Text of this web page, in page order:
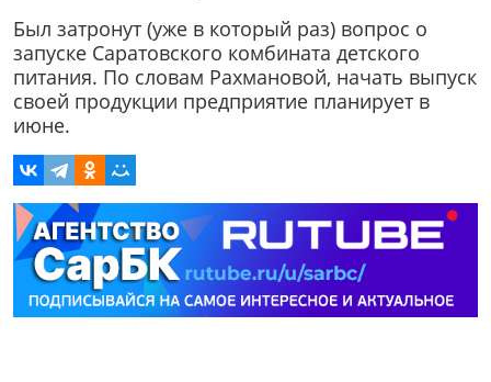
Был затронут (уже в который раз) вопрос о
запуске Саратовского комбината детского
питания. По словам Рахмановой, начать выпуск
своей продукции предприятие планирует в
июне.